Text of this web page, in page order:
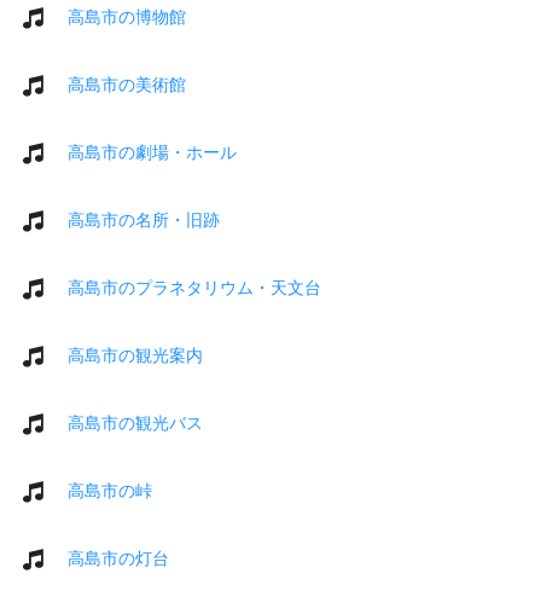
高島市の博物館
高島市の美術館
高島市の劇場・ホール
高島市の名所・旧跡
高島市のプラネタリウム・天文台
高島市の観光案内
高島市の観光バス
高島市の峠
高島市の灯台